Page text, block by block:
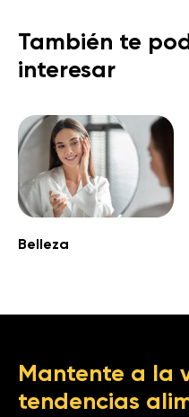
También te
interesar
Belleza
Mantente a la
tendencias